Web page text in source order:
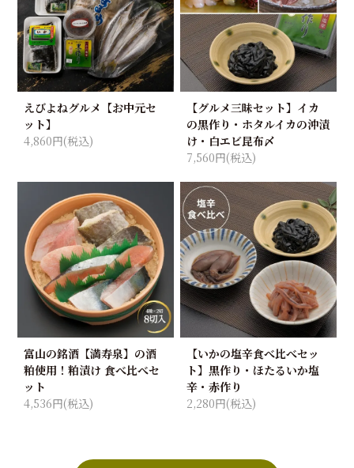
えびよねグルメ【お中元セ
ット】
4,860円(税込)
【グルメ三昧セット】イカ
の黒作り・ホタルイカの沖漬
け・白エビ昆布〆
7,560円(税込)
富山の銘酒【満寿泉】の酒
粕使用！粕漬け 食べ比べセ
ット
4,536円(税込)
【いかの塩辛食べ比べセッ
ト】黒作り・ほたるいか塩
辛・赤作り
2,280円(税込)